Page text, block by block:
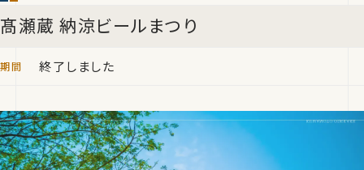
髙瀬蔵 納涼ビールまつり
終了しました